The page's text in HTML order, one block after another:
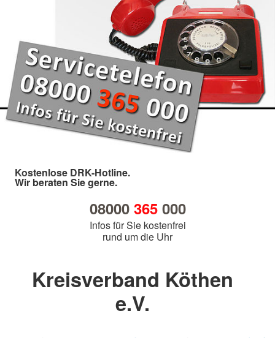
Kostenlose DRK-Hotline.
Wir beraten Sie gerne.
08000 365000
Infos für Sie kostenfrei
rund um die Uhr
Kreisverband Köthen
e.V.